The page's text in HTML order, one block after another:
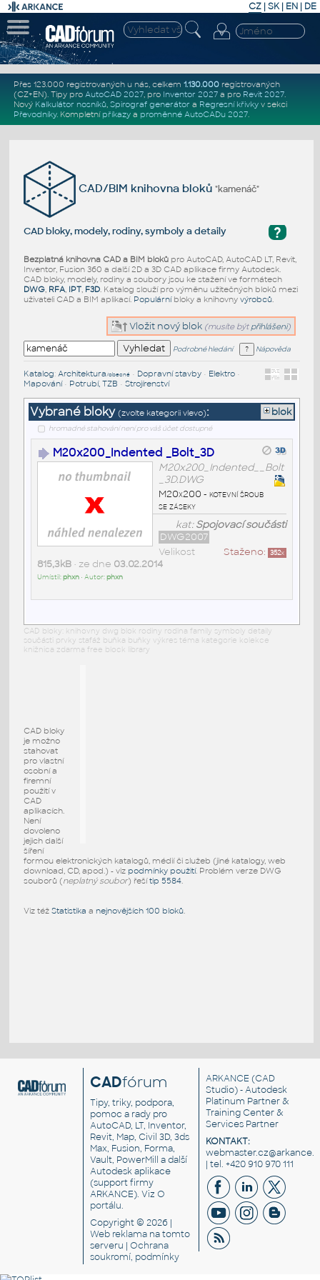
CZ | SK| EN | DE
Přes 123.000 registrovaných u nás, celkem 1.130.000registrovaných
(CZ+EN). Tipy pro AutoCAD 2027, pro Inventor 2027a pro Revit 2027.
Nový Kalkulátor nosníků, Spirograf generátor a Regresní křivkyv sekci
Převodníky. Kompletní příkazya proměnné AutoCADu 2027.
CAD/BIM knihovna bloků"kamenáč"
?
CAD bloky, modely, rodiny, symboly a detaily
Bezplatná knihovna CAD a BIM blokůpro AutoCAD, AutoCAD LT, Revit,
Inventor, Fusion 360 a další 2D a 3D CAD aplikace firmy Autodesk.
CAD bloky, modely, rodiny a soubory jsou ke stažení ve formátech
DWG, RFA, IPT, F3D. Katalog slouží pro výměnu užitečných bloků mezi
uživateli CAD a BIM aplikací. Populárníbloky a knihovny výrobců.
Vložit nový blok (musíte být přihlášeni)
Podrobné hledání Nápověda
Katalog: Architektura/obecné• Dopravní stavby• Elektro•
Mapování• Potrubí, TZB • Strojírenství
Vybrané bloky (zvolte kategorii vlevo): blok
hromadné stahování není pro váš účet dostupné
M20x200_Indented _Bolt_3D
M20x200_Indented__Bolt
_3D.DWG
M20x200 - kotevní šroub
se záseky
kat:Spojovací součásti
DWG2007
Staženo: 352x
Velikost
815,3kB• ze dne 03.02.2014
Umístil:phxn• Autor:phxn
CAD bloky: knihovny dwg blok rodiny rodina family symboly detaily
součásti prvky stafáž buňka buňky výkres téma kategorie kolekce
knižnica zdarma free block library
CAD bloky
je možno
stahovat
pro vlastní
osobní a
firemní
použití v
CAD
aplikacích.
Není
dovoleno
jejich další
šíření
formou elektronických katalogů, médií či služeb (jiné katalogy, web
download, CD, apod.) - viz podmínky použití. Problém verze DWG
souborů (neplatný soubor) řešítip 5584.
Viz též Statistika a nejnovějších 100 bloků.
CADfórum
Tipy, triky, podpora,
pomoc a rady pro
AutoCAD, LT, Inventor,
Revit, Map, Civil 3D, 3ds
Max, Fusion, Forma,
Vault, PowerMill a další
Autodesk aplikace
(support firmy
ARKANCE). VizO
portálu.
Copyright © 2026 |
Web reklama na tomto
serveru |Ochrana
soukromí, podmínky
ARKANCE (CAD
Studio) - Autodesk
Platinum Partner &
Training Center &
Services Partner
KONTAKT:
| tel. +420 910 970 111